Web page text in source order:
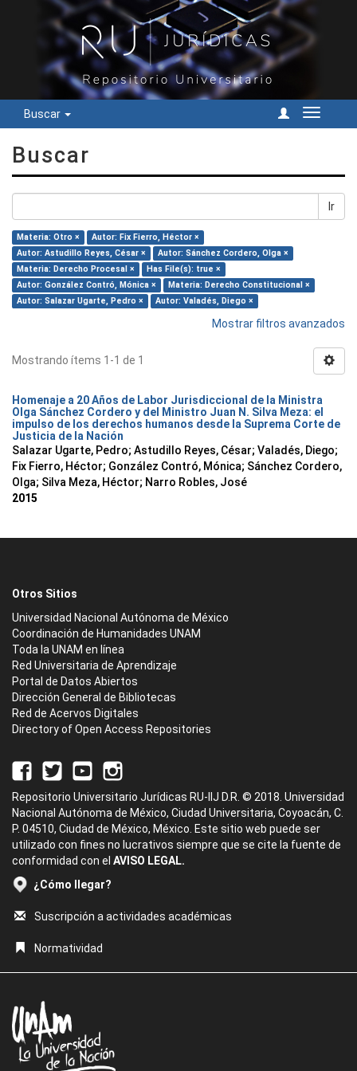
Buscar
Cambiar
Buscar
Ir
Materia: Otro ×
Autor: Fix Fierro, Héctor ×
Autor: Astudillo Reyes, César ×
Autor: Sánchez Cordero, Olga ×
Materia: Derecho Procesal ×
Has File(s): true ×
Autor: González Contró, Mónica ×
Materia: Derecho Constitucional ×
Autor: Salazar Ugarte, Pedro ×
Autor: Valadés, Diego ×
Mostrar filtros avanzados
Mostrando ítems 1-1 de 1
Homenaje a 20 Años de Labor Jurisdiccional de la Ministra
Olga Sánchez Cordero y del Ministro Juan N. Silva Meza: el
impulso de los derechos humanos desde la Suprema Corte de
Justicia de la Nación
Salazar Ugarte, Pedro; Astudillo Reyes, César; Valadés, Diego;
Fix Fierro, Héctor; González Contró, Mónica; Sánchez Cordero,
Olga; Silva Meza, Héctor; Narro Robles, José
2015
Otros Sitios
Universidad Nacional Autónoma de México
Coordinación de Humanidades UNAM
Toda la UNAM en línea
Red Universitaria de Aprendizaje
Portal de Datos Abiertos
Dirección General de Bibliotecas
Red de Acervos Digitales
Directory of Open Access Repositories
Repositorio Universitario Jurídicas RU-IIJ D.R. © 2018. Universidad
Nacional Autónoma de México, Ciudad Universitaria, Coyoacán, C.
P. 04510, Ciudad de México, México. Este sitio web puede ser
utilizado con fines no lucrativos siempre que se cite la fuente de
conformidad con el AVISO LEGAL.
¿Cómo llegar?
Suscripción a actividades académicas
Normatividad